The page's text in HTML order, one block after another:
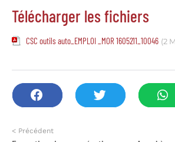
Télécharger les fichiers
CSC outils auto_EMPLOI _MOR 1605211_10046 (2
< Précédent